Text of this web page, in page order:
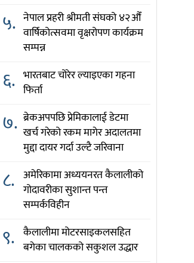
५. नेपाल प्रहरी श्रीमती संघको ४२औँ
वार्षिकोत्सवमा वृक्षरोपण कार्यक्रम
सम्पन्न
६. भारतबाट चोरेर ल्याइएका गहना
फिर्ता
७. ब्रेकअपपछि प्रेमिकालाई डेटमा
खर्च गरेको रकम मागेर अदालतमा
मुद्दा दायर गर्दा उल्टै जरिवाना
८. अमेरिकामा अध्ययनरत कैलालीको
गोदावरीका सुशान्त पन्त
सम्पर्कविहीन
९. कैलालीमा मोटरसाइकलसहित
बगेका चालकको सकुशल उद्धार